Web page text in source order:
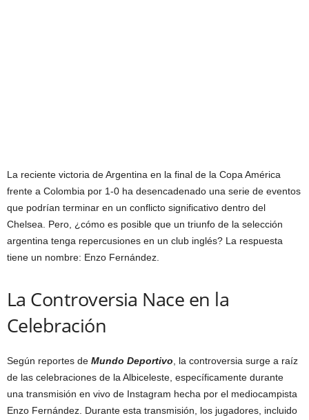
La reciente victoria de Argentina en la final de la Copa América
frente a Colombia por 1-0 ha desencadenado una serie de eventos
que podrían terminar en un conflicto significativo dentro del
Chelsea. Pero, ¿cómo es posible que un triunfo de la selección
argentina tenga repercusiones en un club inglés? La respuesta
tiene un nombre: Enzo Fernández.
La Controversia Nace en la
Celebración
Según reportes de Mundo Deportivo , la controversia surge a raíz
de las celebraciones de la Albiceleste, específicamente durante
una transmisión en vivo de Instagram hecha por el mediocampista
Enzo Fernández. Durante esta transmisión, los jugadores, incluido